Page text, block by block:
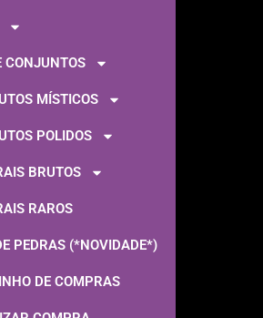
CONJUNTOS
MÍSTICOS
POLIDOS
BRUTOS
RAROS
PEDRAS (*NOVIDADE*)
DE COMPRAS